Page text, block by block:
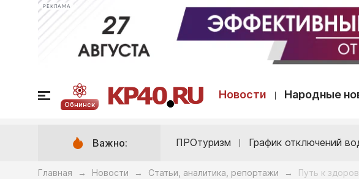
РЕКЛАМА
Обнинск
Новости Народные
Важно: ПРОтуризм График отключений
Главная → Новости → Статьи, аналитика, репортажи → Путь к